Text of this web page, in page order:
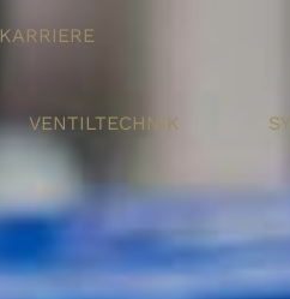
VENTILTECHNIK
KARRIERE